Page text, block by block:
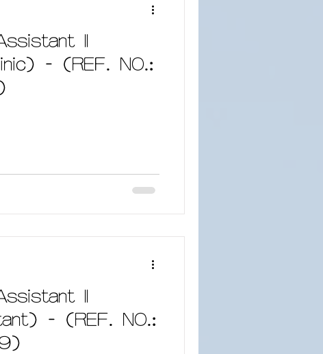
II
- (REF. NO.:
II
- (REF. NO.: